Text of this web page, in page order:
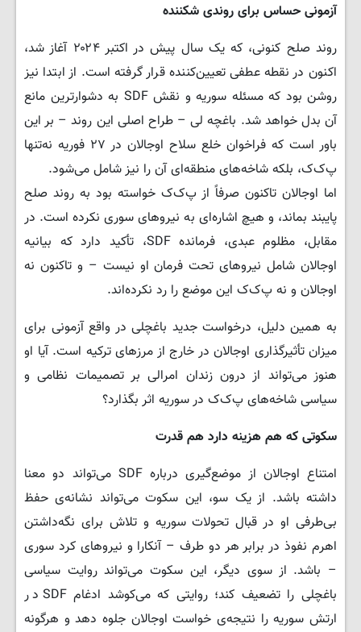
آزمونی حساس برای روندی شکننده
روند صلح کنونی، که یک سال پیش در اکتبر ۲۰۲۴ آغاز شد،
اکنون در نقطه عطفی تعیین‌کننده قرار گرفته است. از ابتدا نیز
روشن بود که مسئله سوریه و نقش SDF به دشوارترین مانع
آن بدل خواهد شد. باغچه لی – طراح اصلی این روند – بر این
باور است که فراخوان خلع سلاح اوجالان در ۲۷ فوریه نه‌تنها
پ‌ک‌ک، بلکه شاخه‌های منطقه‌ای آن را نیز شامل می‌شود.
اما اوجالان تاکنون صرفاً از پ‌ک‌ک خواسته بود به روند صلح
پایبند بماند، و هیچ اشاره‌ای به نیروهای سوری نکرده است. در
مقابل، مظلوم عبدی، فرمانده SDF، تأکید دارد که بیانیه
اوجالان شامل نیروهای تحت فرمان او نیست – و تاکنون نه
اوجالان و نه پ‌ک‌ک این موضع را رد نکرده‌اند.
به همین دلیل، درخواست جدید باغچلی در واقع آزمونی برای
میزان تأثیرگذاری اوجالان در خارج از مرزهای ترکیه است. آیا او
هنوز می‌تواند از درون زندان امرالی بر تصمیمات نظامی و
سیاسی شاخه‌های پ‌ک‌ک در سوریه اثر بگذارد؟
سکوتی که هم هزینه دارد هم قدرت
امتناع اوجالان از موضع‌گیری درباره SDF می‌تواند دو معنا
داشته باشد. از یک سو، این سکوت می‌تواند نشانه‌ی حفظ
بی‌طرفی او در قبال تحولات سوریه و تلاش برای نگه‌داشتن
اهرم نفوذ در برابر هر دو طرف – آنکارا و نیروهای کرد سوری
– باشد. از سوی دیگر، این سکوت می‌تواند روایت سیاسی
باغچلی را تضعیف کند؛ روایتی که می‌کوشد ادغام SDF در
ارتش سوریه را نتیجه‌ی خواست اوجالان جلوه دهد و هرگونه